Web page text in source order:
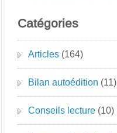
Catégories
Articles (164)
Bilan autoédition (11)
Conseils lecture (10)